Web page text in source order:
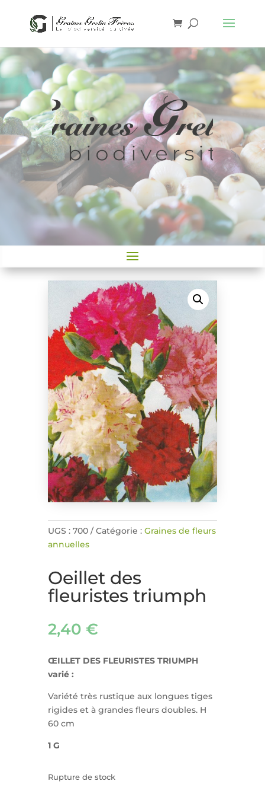
UGS : 700 Catégorie : Graines de fleurs
annuelles
Oeillet des
fleuristes triumph
2,40 €
ŒILLET DES FLEURISTES TRIUMPH
varié :
Variété très rustique aux longues tiges
rigides et à grandes fleurs doubles. H
60 cm
1 G
Rupture de stock